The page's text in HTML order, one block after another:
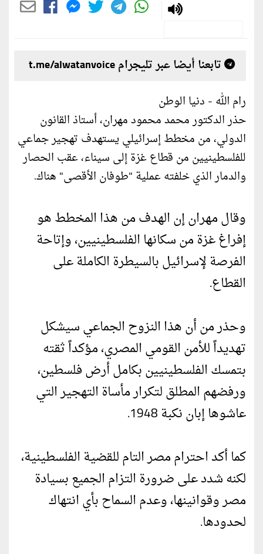
تابعنا أيضا عبر تليجرام t.me/alwatanvoice
رام الله - دنيا الوطن
حذر الدكتور محمد محمود مهران، أستاذ القانون
الدولي، من مخطط إسرائيلي يستهدف تهجير جماعي
للفلسطينيين من قطاع غزة إلى سيناء، عقب الحصار
والدمار الذي خلفته عملية "طوفان الأقصى" هناك.
وقال مهران إن الهدف من هذا المخطط هو
إفراغ غزة من سكانها الفلسطينيين، وإتاحة
الفرصة لإسرائيل بالسيطرة الكاملة على
القطاع.
وحذر من أن هذا النزوح الجماعي سيشكل
تهديداً للأمن القومي المصري، مؤكداً ثقته
بتمسك الفلسطينيين بكامل أرض فلسطين،
ورفضهم المطلق لتكرار مأساة التهجير التي
عاشوها إبان نكبة 1948.
كما أكد احترام مصر التام للقضية الفلسطينية،
لكنه شدد على ضرورة التزام الجميع بسيادة
مصر وقوانينها، وعدم السماح بأي انتهاك
لحدودها.